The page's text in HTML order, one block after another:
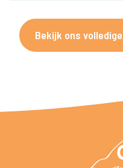
Bekijk ons